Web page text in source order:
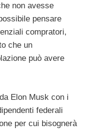
non avesse
pensare
compratori,
che un
può avere
Elon Musk con i
federali
per cui bisognerà